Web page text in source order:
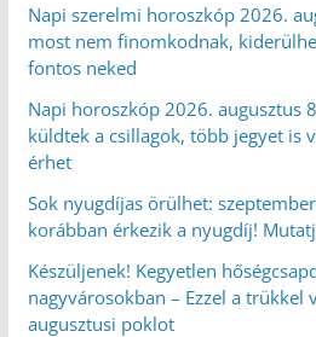
Napi szerelmi horoszkóp 2026.
most nem finomkodnak,
fontos neked
Napi horoszkóp 2026. augusztus
küldtek a csillagok, több jegyet is
érhet
Sok nyugdíjas örülhet:
korábban érkezik a nyugdíj!
Készüljenek! Kegyetlen
nagyvárosokban – Ezzel a trükkel
augusztusi poklot